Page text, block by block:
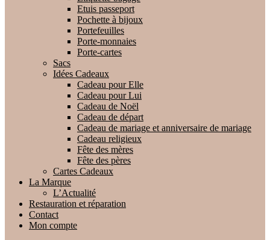
Etuis passeport
Pochette à bijoux
Portefeuilles
Porte-monnaies
Porte-cartes
Sacs
Idées Cadeaux
Cadeau pour Elle
Cadeau pour Lui
Cadeau de Noël
Cadeau de départ
Cadeau de mariage et anniversaire de mariage
Cadeau religieux
Fête des mères
Fête des pères
Cartes Cadeaux
La Marque
L’Actualité
Restauration et réparation
Contact
Mon compte